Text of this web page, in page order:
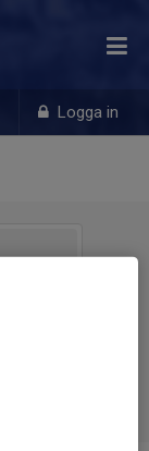
Logga in